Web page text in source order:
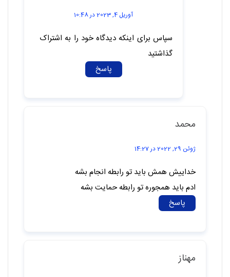
آوریل 4, 2023 در 10:48
سپاس برای اینکه دیدگاه خود را به اشتراک
گذاشتید
پاسخ
محمد
ژوئن 29, 2022 در 14:27
خداییش همش باید تو رابطه انجام بشه
ادم باید همجوره تو رابطه حمایت بشه
پاسخ
مهناز